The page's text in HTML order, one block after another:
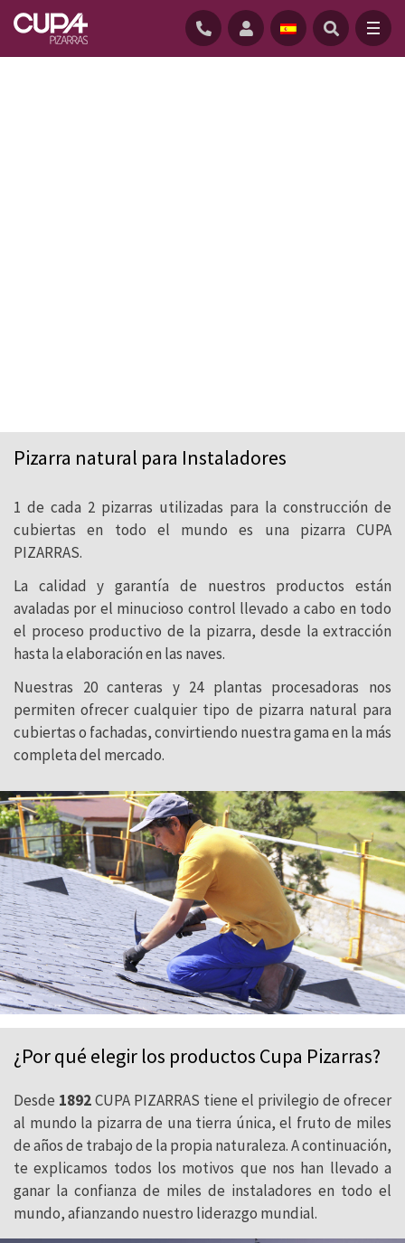
Las propiedades y textura inimitables de
material único. Sus características
naturales aportan prestigio a cualquier
superficie sobre la que se utiliza y asegura
un estilo atemporal de gran durabilidad.
Pizarra natural para Instaladores
1 de cada 2 pizarras utilizadas para la construcción de
cubiertas en todo el mundo es una pizarra CUPA
PIZARRAS.
La calidad y garantía de nuestros productos están
avaladas por el minucioso control llevado a cabo en todo
el proceso productivo de la pizarra, desde la extracción
hasta la elaboración en las naves.
Nuestras 20 canteras y 24 plantas procesadoras nos
permiten ofrecer cualquier tipo de pizarra natural para
cubiertas o fachadas, convirtiendo nuestra gama en la más
completa del mercado.
¿Por qué elegir los productos Cupa Pizarras?
Desde 1892CUPA PIZARRAS tiene el privilegio de ofrecer
al mundo la pizarra de una tierra única, el fruto de miles
de años de trabajo de la propia naturaleza. A continuación,
te explicamos todos los motivos que nos han llevado a
ganar la confianza de miles de instaladores en todo el
mundo, afianzando nuestro liderazgo mundial.